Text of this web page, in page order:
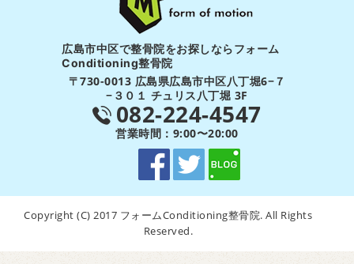
広島市中区で整骨院をお探しならフォーム
Conditioning整骨院
〒730-0013 広島県広島市中区八丁堀6−７
−３０１ チュリス八丁堀 3F
082-224-4547
営業時間：9:00〜20:00
Copyright (C) 2017 フォームConditioning整骨院. All Rights
Reserved.